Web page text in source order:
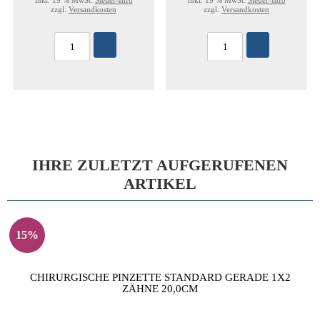
zzgl. Versandkosten
zzgl. Versandkosten
IHRE ZULETZT AUFGERUFENEN
ARTIKEL
15%
CHIRURGISCHE PINZETTE STANDARD GERADE 1X2
ZÄHNE 20,0CM